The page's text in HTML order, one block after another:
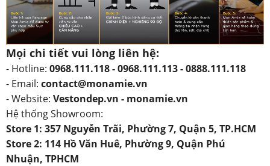
Mọi chi tiết vui lòng liên hệ:
- Hotline: 0968.111.118 - 0968.111.113 - 0888.111.118
- Email: contact@monamie.vn
- Website: Vestondep.vn - monamie.vn
Hệ thống Showroom:
Store 1: 357 Nguyễn Trãi, Phường 7, Quận 5, TP.HCM
Store 2: 114 Hồ Văn Huê, Phường 9, Quận Phú
Nhuận, TPHCM